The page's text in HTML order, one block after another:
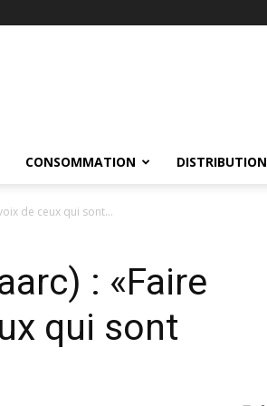
CONSOMMATION DISTRIBUTION
de ceux qui sont...
: «Faire
qui sont